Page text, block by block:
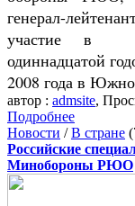
генерал-
участие в
одиннадцатой
2008 года в
автор : admsite,
Подробнее
Новости /В стране
Российские
Минобороны РЮО